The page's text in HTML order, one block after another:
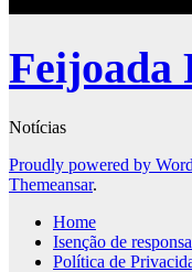
Feijoada
Notícias
Proudly powered by
Themeansar.
Home
Isenção de
Política de